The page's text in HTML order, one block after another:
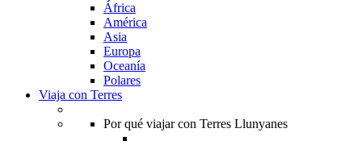
África
América
Asia
Europa
Oceanía
Polares
Viaja con Terres
Por qué viajar con Terres Llunyanes